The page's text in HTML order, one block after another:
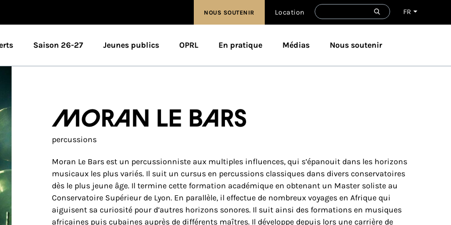
FR
NOUS SOUTENIR Location
Saison 26-27 Jeunes publics OPRL En pratique Médias Nous soutenir
Moran Le Bars
percussions
Moran Le Bars est un percussionniste aux multiples influences, qui s’épanouit dans les horizons
musicaux les plus variés. Il suit un cursus en percussions classiques dans divers conservatoires
dès le plus jeune âge. Il termine cette formation académique en obtenant un Master soliste au
Conservatoire Supérieur de Lyon. En parallèle, il effectue de nombreux voyages en Afrique qui
aiguisent sa curiosité pour d’autres horizons sonores. Il suit ainsi des formations en musiques
africaines puis cubaines auprès de différents maîtres. Il développe depuis lors une carrière de